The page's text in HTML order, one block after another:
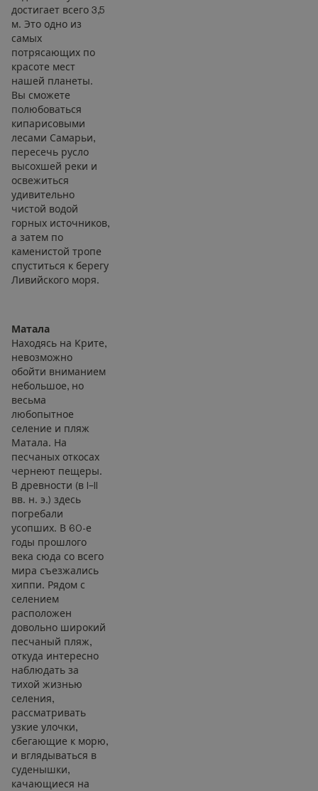
достигает всего 3,5
м. Это одно из
самых
потрясающих по
красоте мест
нашей планеты.
Вы сможете
полюбоваться
кипарисовыми
лесами Самарьи,
пересечь русло
высохшей реки и
освежиться
удивительно
чистой водой
горных источников,
а затем по
каменистой тропе
спуститься к берегу
Ливийского моря.
Матала
Находясь на Крите,
невозможно
обойти вниманием
небольшое, но
весьма
любопытное
селение и пляж
Матала. На
песчаных откосах
чернеют пещеры.
В древности (в I–II
вв. н. э.) здесь
погребали
усопших. В 60-е
годы прошлого
века сюда со всего
мира съезжались
хиппи. Рядом с
селением
расположен
довольно широкий
песчаный пляж,
откуда интересно
наблюдать за
тихой жизнью
селения,
рассматривать
узкие улочки,
сбегающие к морю,
и вглядываться в
суденышки,
качающиеся на